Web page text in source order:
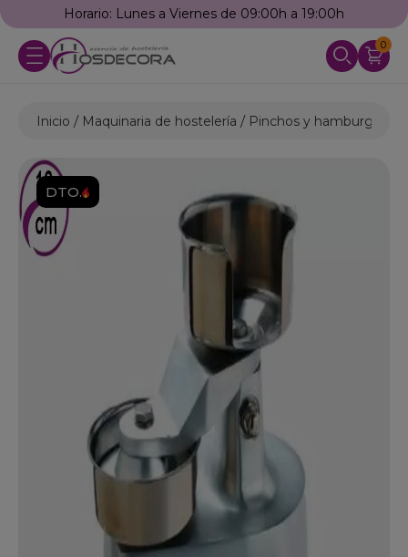
Horario: Lunes a Viernes de 09:00h a 19:00h
0
Inicio Maquinaria de hostelería Pinchos y
DTO.